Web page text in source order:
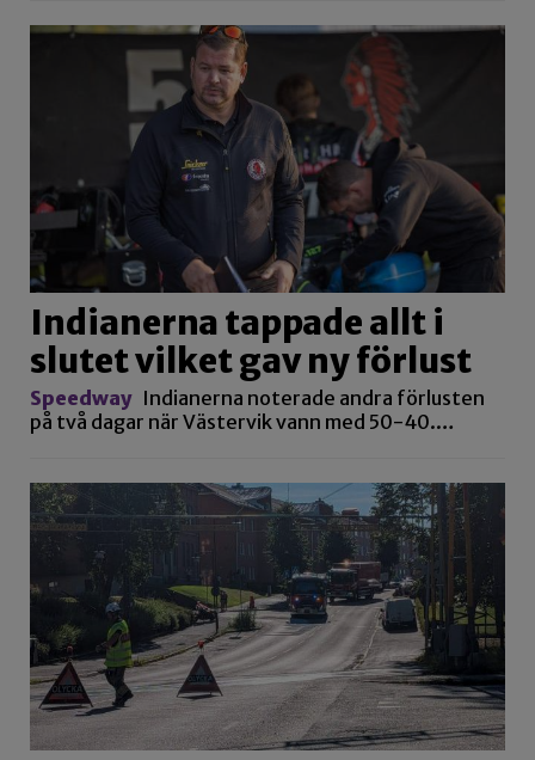
Indianerna tappade allt i
slutet vilket gav ny förlust
Speedway Indianerna noterade andra förlusten
på två dagar när Västervik vann med 50-40.…